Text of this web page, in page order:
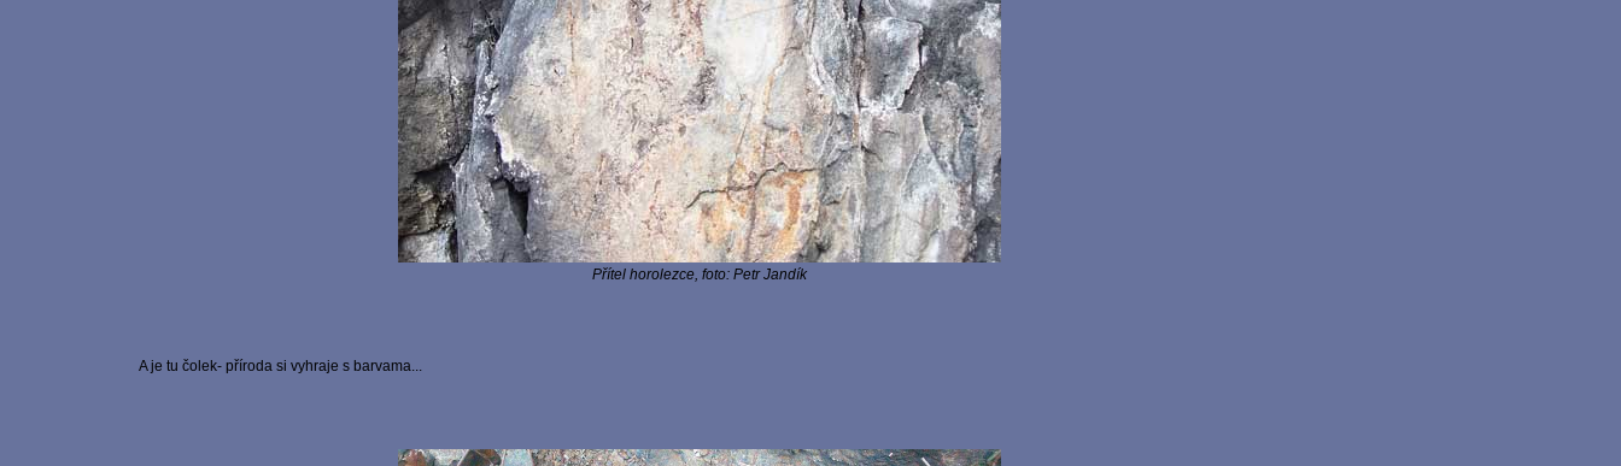
Přítel horolezce, foto: Petr Jandík
A je tu čolek- příroda si vyhraje s barvama...